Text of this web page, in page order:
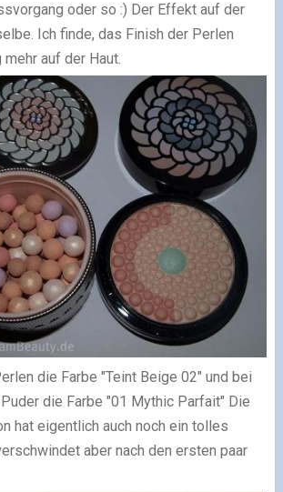
oder so :) Der Effekt auf der
Ich finde, das Finish der Perlen
auf der Haut.
die Farbe "Teint Beige 02" und bei
die Farbe "01 Mythic Parfait" Die
hat eigentlich auch noch ein tolles
aber nach den ersten paar